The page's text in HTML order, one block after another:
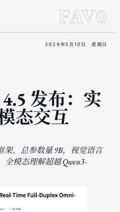
FAV0
2026年5月10日 · 星期日
发布：实
态交互
架，总参数量 9B，视觉语言
全模态理解超越 Qwen3-